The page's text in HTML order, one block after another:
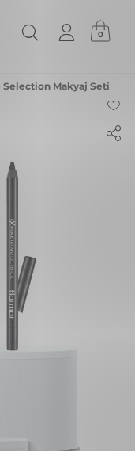
0
Selection Makyaj Seti